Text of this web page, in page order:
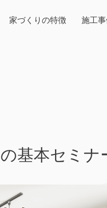
家づくりの特徴 施工事
基本セミナ